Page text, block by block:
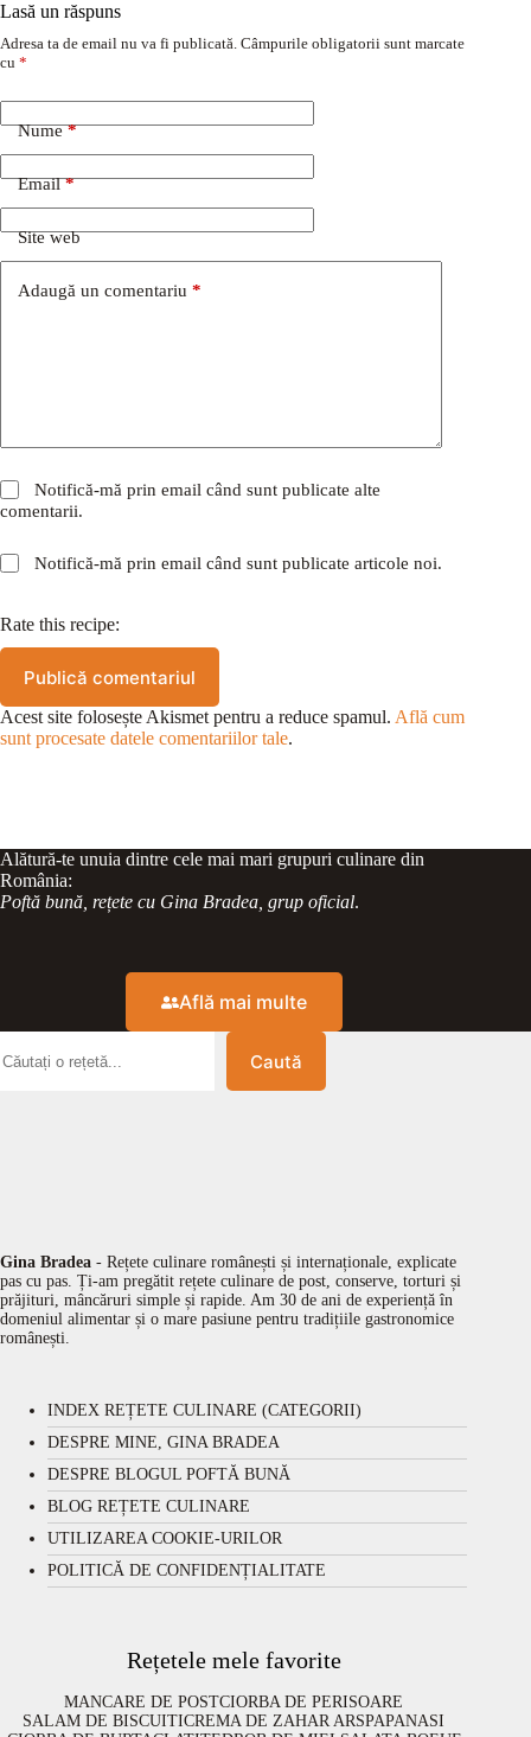
Lasă un răspuns
Adresa ta de email nu va fi publicată. Câmpurile obligatorii sunt marcate
cu *
Nume*
Email*
Site web
Adaugă un comentariu *
Notifică-mă prin email când sunt publicate alte
comentarii.
Notifică-mă prin email când sunt publicate articole noi.
Rate this recipe:
Publică comentariul
Acest site folosește Akismet pentru a reduce spamul. Află cum
sunt procesate datele comentariilor tale.
Alătură-te unuia dintre cele mai mari grupuri culinare din
România:
Poftă bună, rețete cu Gina Bradea, grup oficial.
Află mai multe
Caută
Gina Bradea - Rețete culinare românești și internaționale, explicate
pas cu pas. Ți-am pregătit rețete culinare de post, conserve, torturi și
prăjituri, mâncăruri simple și rapide. Am 30 de ani de experiență în
domeniul alimentar și o mare pasiune pentru tradițiile gastronomice
românești.
INDEX REȚETE CULINARE (CATEGORII)
DESPRE MINE, GINA BRADEA
DESPRE BLOGUL POFTĂ BUNĂ
BLOG REȚETE CULINARE
UTILIZAREA COOKIE-URILOR
POLITICĂ DE CONFIDENȚIALITATE
Rețetele mele favorite
MANCARE DE POSTCIORBA DE PERISOARE
SALAM DE BISCUITICREMA DE ZAHAR ARSPAPANASI